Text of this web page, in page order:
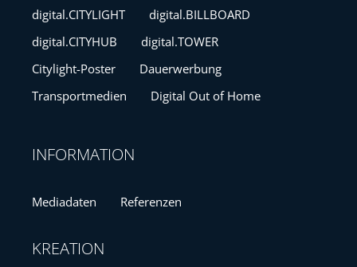
digital.CITYLIGHT
digital.BILLBOARD
digital.CITYHUB
digital.TOWER
Citylight-Poster
Dauerwerbung
Transportmedien
Digital Out of Home
INFORMATION
Mediadaten Referenzen
KREATION